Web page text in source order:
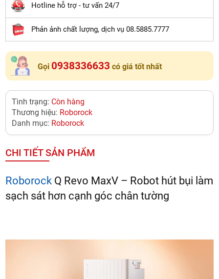
Hotline hỗ trợ - tư vấn 24/7
Phản ảnh chất lượng, dịch vụ 08.5885.7777
Gọi 0938336633 có giá tốt nhất
Tình trạng: Còn hàng
Thương hiệu: Roborock
Danh mục: Roborock
CHI TIẾT SẢN PHẨM
Roborock Q Revo MaxV – Robot hút bụi làm
sạch sát hơn cạnh góc chân tường